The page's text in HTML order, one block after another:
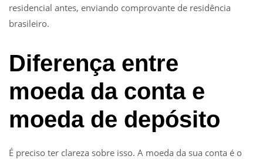
residencial antes, enviando comprovante de residência
brasileiro.
Diferença entre
moeda da conta e
moeda de depósito
É preciso ter clareza sobre isso. A moeda da sua conta é o